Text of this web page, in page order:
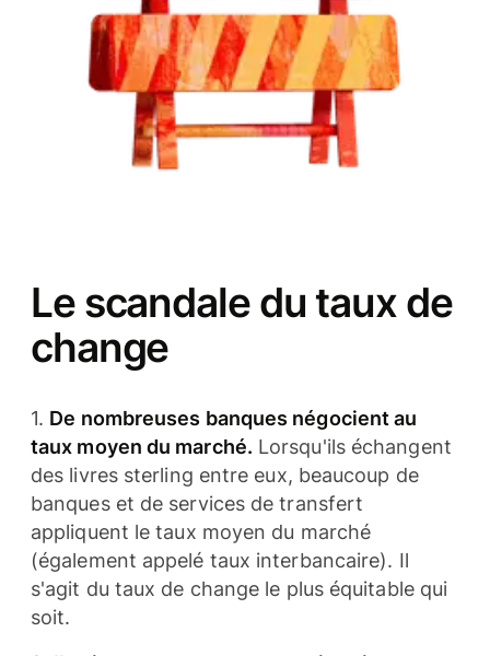
Le scandale du taux de
change
1. De nombreuses banques négocient au
taux moyen du marché. Lorsqu'ils échangent
des livres sterling entre eux, beaucoup de
banques et de services de transfert
appliquent le taux moyen du marché
(également appelé taux interbancaire). Il
s'agit du taux de change le plus équitable qui
soit.